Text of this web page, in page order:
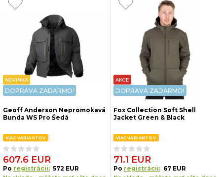
NOVINKA
DOPRAVA ZADARMO!
Geoff Anderson Nepromokavá
Bunda WS Pro Šedá
VIAC VARIANTOV
607.6 EUR
Po registrácii: 572 EUR
AKCE
DOPRAVA ZADARMO!
Fox Collection Soft Shell
Jacket Green & Black
VIAC VARIANTOV
71.1 EUR
Po registrácii: 67 EUR